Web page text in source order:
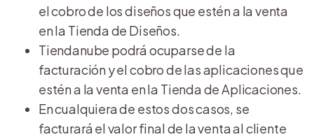
el cobro de los diseños que estén a la venta
en la Tienda de Diseños.
Tiendanube podrá ocuparse de la
facturación y el cobro de las aplicaciones que
estén a la venta en la Tienda de Aplicaciones.
En cualquiera de estos dos casos, se
facturará el valor final de la venta al cliente